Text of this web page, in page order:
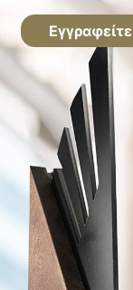
Εγγραφείτε